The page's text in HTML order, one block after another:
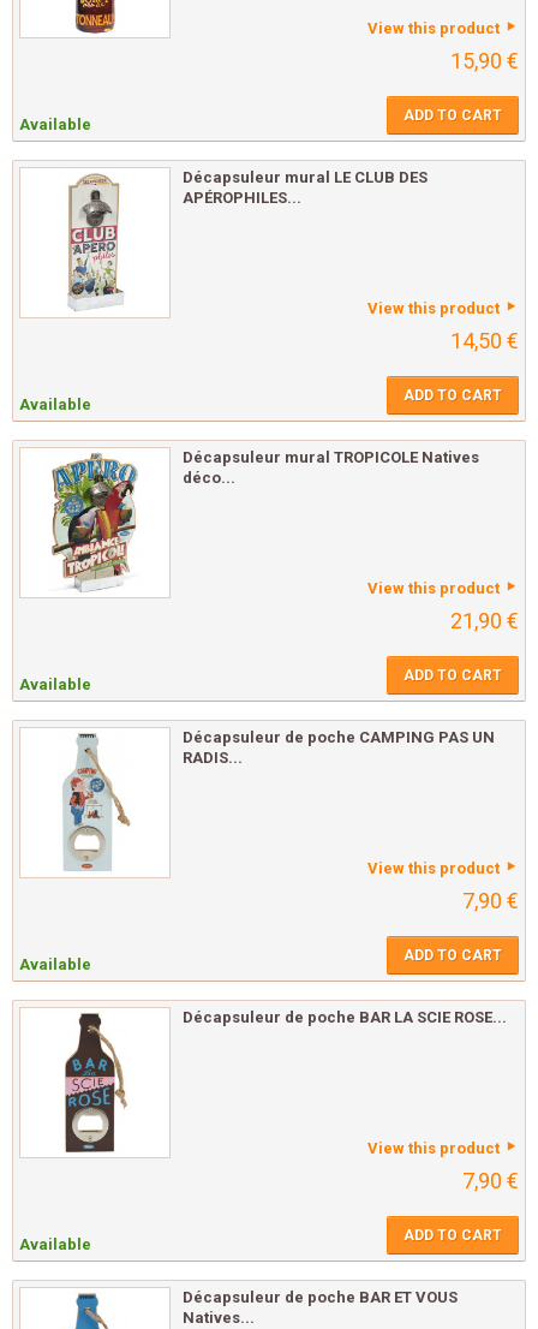
View this product
15,90 €
Available ADD TO CART
Décapsuleur mural LE CLUB DES
APÉROPHILES...
View this product
14,50 €
Available ADD TO CART
Décapsuleur mural TROPICOLE Natives
déco...
View this product
21,90 €
Available ADD TO CART
Décapsuleur de poche CAMPING PAS UN
RADIS...
View this product
7,90 €
Available ADD TO CART
Décapsuleur de poche BAR LA SCIE ROSE...
View this product
7,90 €
Available ADD TO CART
Décapsuleur de poche BAR ET VOUS
Natives...